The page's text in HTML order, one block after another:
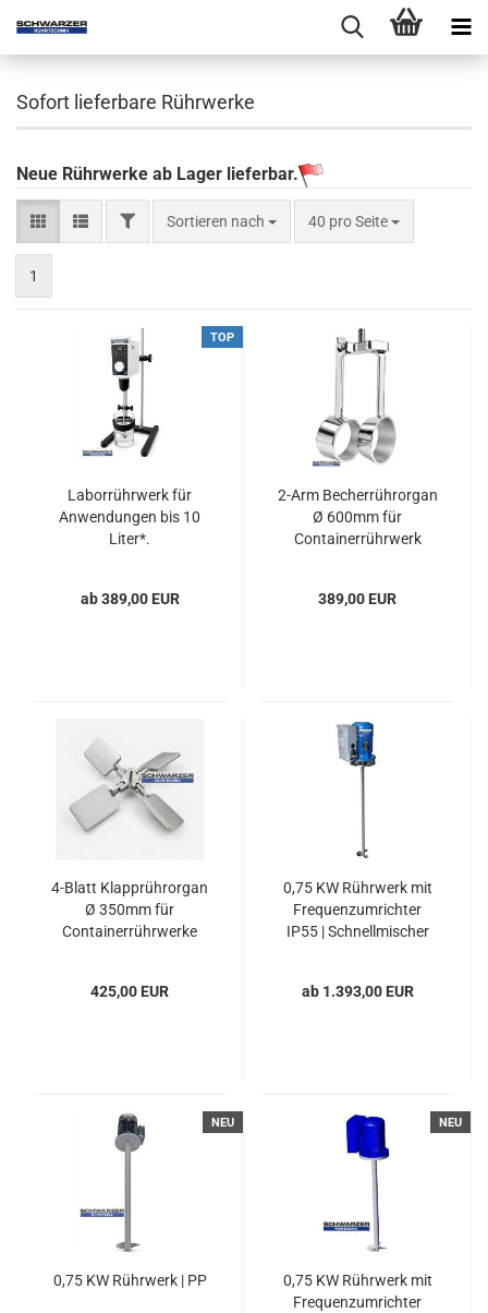
Sofort lieferbare Rührwerke
Neue Rührwerke ab Lager lieferbar.
Sortieren nach 40 pro Seite
1
TOP
Laborrührwerk für
Anwendungen bis 10
Liter*.
ab 389,00 EUR
2-Arm Becherrührorgan
Ø 600mm für
Containerrührwerk
389,00 EUR
4-Blatt Klapprührorgan
Ø 350mm für
Containerrührwerke
425,00 EUR
0,75 KW Rührwerk mit
Frequenzumrichter
IP55 | Schnellmischer
ab 1.393,00 EUR
NEU
0,75 KW Rührwerk | PP
NEU
0,75 KW Rührwerk mit
Frequenzumrichter